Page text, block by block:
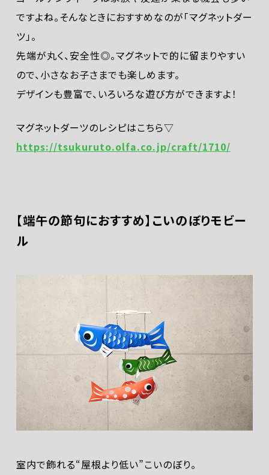
ですよね。そんなときにおすすめなのが「マグネットダー
ツ」。
先端が丸く、安全性◎。マグネットで的に留まりやすい
ので、小さなお子さまでも楽しめます。
デザインも豊富で、いろいろな遊び方ができますよ！
マグネットダーツのレシピはこちら▽
https://tsukuruto.olfa.co.jp/craft/1710/
【端午の節句におすすめ】こいのぼりモビー
ル
室内で飾れる“屋根より低い”こいのぼり。